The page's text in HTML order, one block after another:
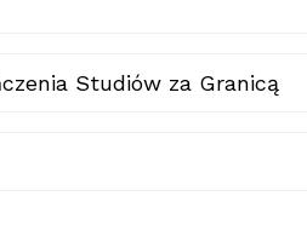
Studiów za Granicą